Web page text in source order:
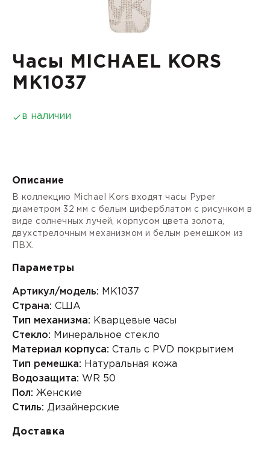
Часы MICHAEL KORS
MK1037
в наличии
Описание
В коллекцию Michael Kors входят часы Pyper
диаметром 32 мм с белым циферблатом с рисунком в
виде солнечных лучей, корпусом цвета золота,
двухстрелочным механизмом и белым ремешком из
ПВХ.
Параметры
Артикул/модель: MK1037
Страна: США
Тип механизма: Кварцевые часы
Стекло: Минеральное стекло
Материал корпуса: Сталь с PVD покрытием
Тип ремешка: Натуральная кожа
Водозащита: WR 50
Пол: Женские
Стиль: Дизайнерские
Доставка